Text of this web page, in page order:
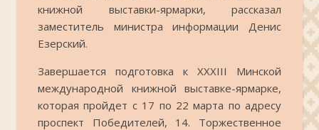
книжной выставки-ярмарки, рассказал
заместитель министра информации Денис
Езерский.
Завершается подготовка к XXХIII Минской
международной книжной выставке-ярмарке,
которая пройдет с 17 по 22 марта по адресу
проспект Победителей, 14. Торжественное